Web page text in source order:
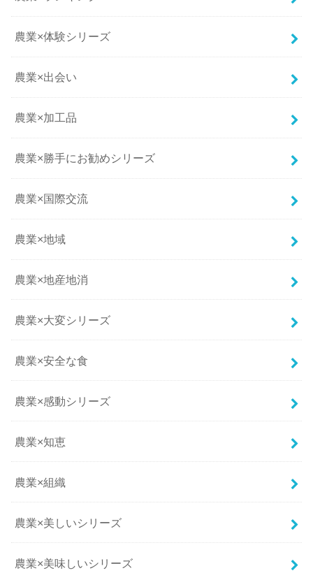
農業×体験シリーズ
農業×出会い
農業×加工品
農業×勝手にお勧めシリーズ
農業×国際交流
農業×地域
農業×地産地消
農業×大変シリーズ
農業×安全な食
農業×感動シリーズ
農業×知恵
農業×組織
農業×美しいシリーズ
農業×美味しいシリーズ